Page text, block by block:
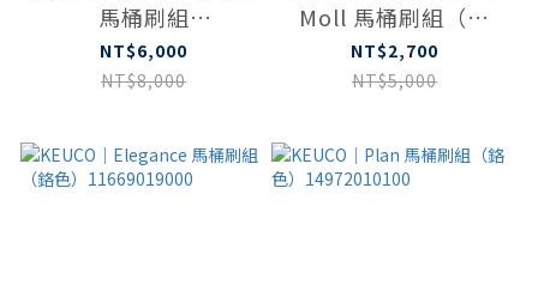
馬桶刷組
11564019000
NT$6,000
NT$8,000
Moll 馬桶刷組（鉻
色）
NT$2,700
NT$5,000